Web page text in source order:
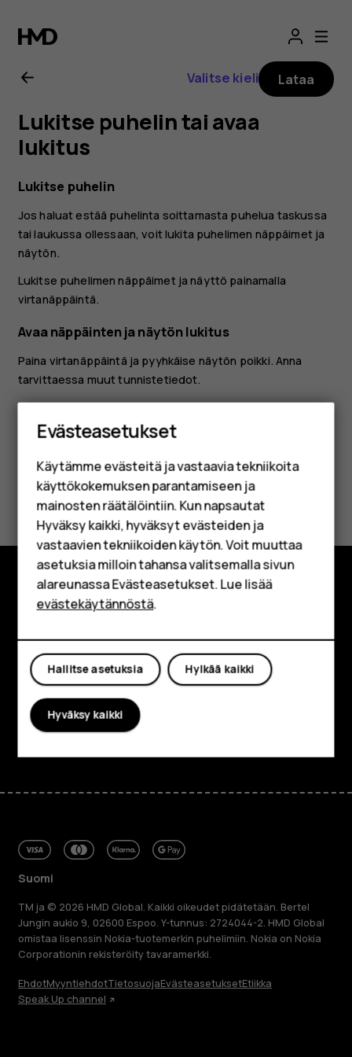
Nokia
G21
käyttöopas
Älypuhelimet
Perinteiset puhelimet
Lisävarusteet
HMD Terra M
Yrityksille
Tabletit
Shop
Valitse kieli Lataa
Lukitse puhelin tai avaa
lukitus
Lukitse puhelin
Jos haluat estää puhelinta soittamasta puhelua taskussa
tai laukussa ollessaan, voit lukita puhelimen näppäimet ja
näytön.
Lukitse puhelimen näppäimet ja näyttö painamalla
virtanäppäintä.
Avaa näppäinten ja näytön lukitus
Paina virtanäppäintä ja pyyhkäise näytön poikki. Anna
tarvittaessa muut tunnistetiedot.
Oliko tästä apua?
Kyllä Ei
Tutustu
Tietoa meistä
Planet and people
Tuki
FacebookInstagram
TiktokYoutube
Suomi
TM ja © 2026 HMD Global. Kaikki oikeudet pidätetään. Bertel
Jungin aukio 9, 02600 Espoo. Y-tunnus: 2724044-2. HMD Global
omistaa lisenssin Nokia-tuotemerkin puhelimiin. Nokia on Nokia
Corporationin rekisteröity tavaramerkki.
EhdotMyyntiehdotTietosuojaEvästeasetuksetEtiikka
Speak Up channel
Evästeasetukset
Käytämme evästeitä ja vastaavia tekniikoita
käyttökokemuksen parantamiseen ja
mainosten räätälöintiin. Kun napsautat
Hyväksy kaikki, hyväksyt evästeiden ja
vastaavien tekniikoiden käytön. Voit muuttaa
asetuksia milloin tahansa valitsemalla sivun
alareunassa Evästeasetukset. Lue lisää
evästekäytännöstä.
Hylkää kaikki
Hallitse asetuksia
Hyväksy kaikki